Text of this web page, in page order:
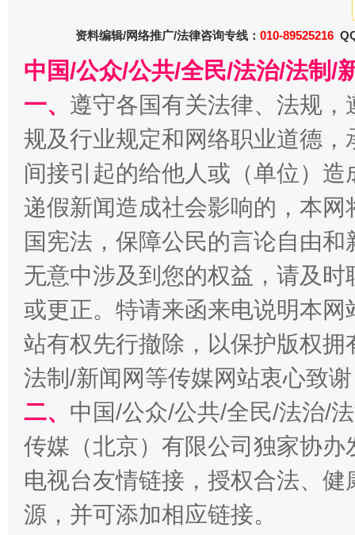
揭开“小金库”的免责幌子
受贿1.44亿！段成刚被判无期 从幼
全民健身五年计划来了！等你上场
资料编辑/网络推广/法律咨询专线： 010-89525216
中国/公众/公共/全民/法治/法制/
一、 遵守各国有关法律、法规
规及行业规定和网络职业道德
间接引起的给他人或（单位）
递假新闻造成社会影响的，本
国宪法，保障公民的言论自由
无意中涉及到您的权益，请及
或更正。特请来函来电说明本
站有权先行撤除，以保护版权
法制/新闻网等传媒网站衷心致
二、 中国/公众/公共/全民/法治/
传媒（北京）有限公司独家协
电视台友情链接，授权合法、
源，并可添加相应链接。